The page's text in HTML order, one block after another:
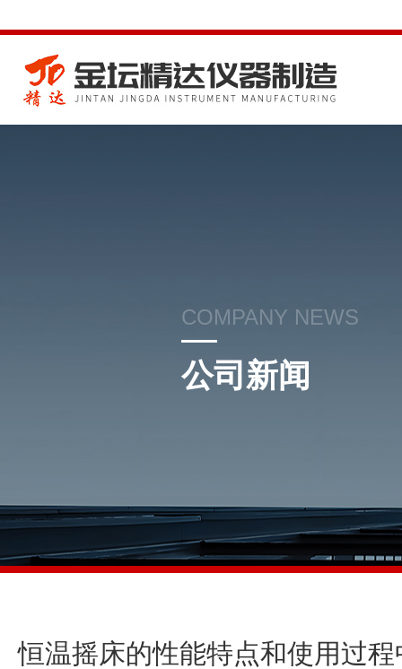
COMPANY NEWS
公司新闻
恒温摇床的性能特点和使用过